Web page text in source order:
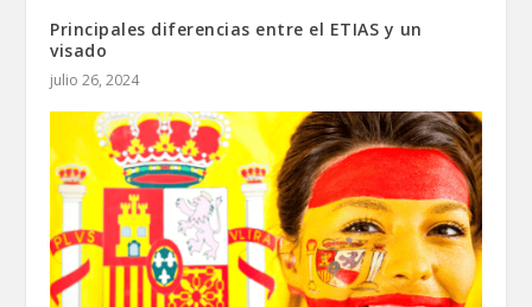
Principales diferencias entre el ETIAS y un
visado
julio 26, 2024